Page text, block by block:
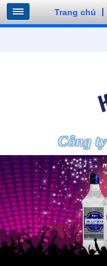
Trang chủ
Công